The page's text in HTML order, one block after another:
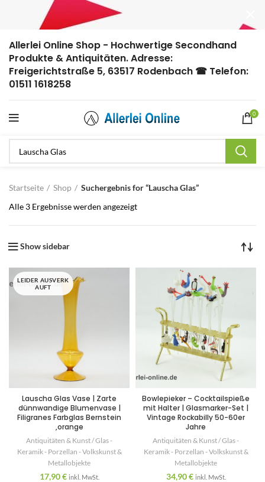
Allerlei Online Shop - Hochwertige Secondhand
Produkte & Antiquitäten. Adresse:
Freigerichtstraße 5, 63517 Rodenbach ☎ Telefon:
01511 1618258
0
Startseite Shop
Suchergebnis for “Lauscha Glas”
Alle 3 Ergebnisse werden angezeigt
Show sidebar
LEIDER AUSVERK
AUFT
Lauscha Glas Vase | Zarte
dünnwandige Blumenvase |
Filigranes Farbglas Bernstein
,orange
Antiquitäten & Kunst / Glas -
Keramik - Porzellan - Volkskunst &
Metallobjekte
17,90€ inkl. MwSt.
Bowlepieker – Cocktailspieße
mit Halter | Glasmarker-Set |
Vintage Rockabilly 50-60er
Jahre
Antiquitäten & Kunst / Glas -
Keramik - Porzellan - Volkskunst &
Metallobjekte
34,90€ inkl. MwSt.